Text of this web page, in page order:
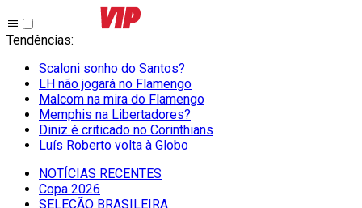
Tendências:
Scaloni sonho do Santos?
LH não jogará no Flamengo
Malcom na mira do Flamengo
Memphis na Libertadores?
Diniz é criticado no Corinthians
Luís Roberto volta à Globo
NOTÍCIAS RECENTES
Copa 2026
SELEÇÃO BRASILEIRA